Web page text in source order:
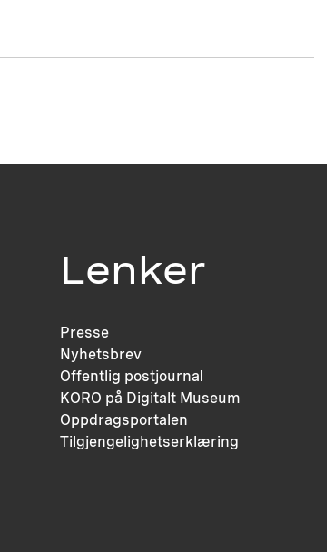
Lenker
Presse
Nyhetsbrev
Offentlig postjournal
KORO på Digitalt Museum
Oppdragsportalen
Tilgjengelighetserklæring